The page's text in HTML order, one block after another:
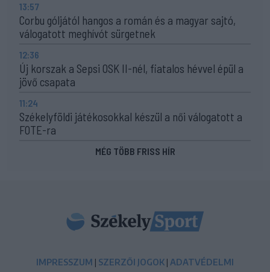
13:57
Corbu góljától hangos a román és a magyar sajtó,
válogatott meghívót sürgetnek
12:36
Új korszak a Sepsi OSK II-nél, fiatalos hévvel épül a
jövő csapata
11:24
Székelyföldi játékosokkal készül a női válogatott a
FOTE-ra
MÉG TÖBB FRISS HÍR
IMPRESSZUM | SZERZŐI JOGOK | ADATVÉDELMI